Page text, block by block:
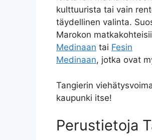
kulttuurista tai vain
täydellinen valinta.
Marokon
Medinaan tai Fesin
Medinaan, jotka ovat
Tangierin
kaupunki itse!
Perustietoja